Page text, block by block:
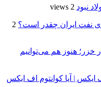
2 views
نفت ایران چقدر است؟ 2
۳۰ ساله در خزر؛ هنوز هم می‌توانیم
ایکس | آیا کوانتوم اف ایکس